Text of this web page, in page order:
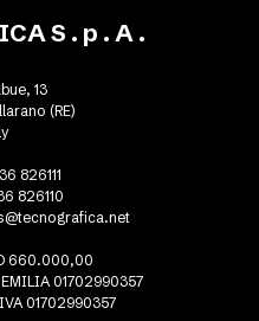
S . p . A .
13
(RE)
826111
826110
660.000,00
EMILIA 01702990357
01702990357